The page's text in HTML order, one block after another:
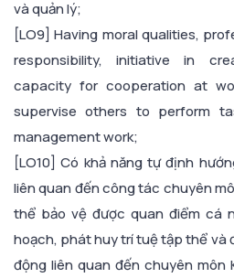
và quản lý;
[LO9] Having moral qualities,
responsibility, initiative in
capacity for cooperation at
supervise others to perform
management work;
[LO10] Có khả năng tự định
liên quan đến công tác chuyên
thể bảo vệ được quan điểm cá
hoạch, phát huy trí tuệ tập thể và
động liên quan đến chuyên môn